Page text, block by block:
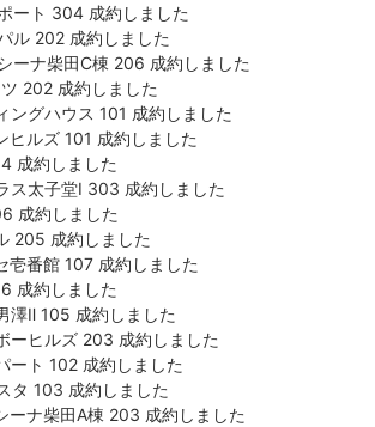
ート 304 成約しました
ル 202 成約しました
ーナ柴田C棟 206 成約しました
202 成約しました
グハウス 101 成約しました
ルズ 101 成約しました
成約しました
太子堂Ⅰ 303 成約しました
成約しました
205 成約しました
番館 107 成約しました
成約しました
澤Ⅱ 105 成約しました
ーヒルズ 203 成約しました
ート 102 成約しました
タ 103 成約しました
ーナ柴田A棟 203 成約しました